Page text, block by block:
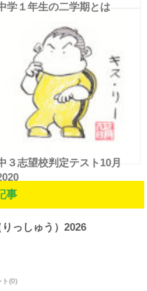
学１年生の二学期とは
３志望校判定テスト10月
事
っしゅう）2026
(0)